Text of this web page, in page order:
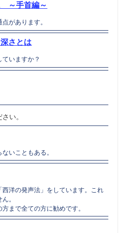
～手首編～
があります。
さとは
いますか？
い。
いこともある。
洋の発声法」をしています。これ
。
まで全ての方に勧めです。